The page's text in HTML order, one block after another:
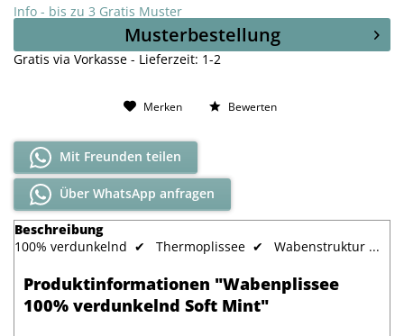
Musterbestellung
Info - bis zu 3 Gratis Muster
Gratis via Vorkasse - Lieferzeit: 1-2
Merken Bewerten
Mit Freunden teilen
Über WhatsApp anfragen
Beschreibung
100% verdunkelnd ✔ Thermoplissee ✔ Wabenstruktur ...
Produktinformationen "Wabenplissee
100% verdunkelnd Soft Mint"